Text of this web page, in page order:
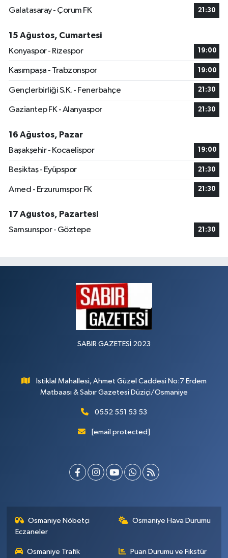
Galatasaray - Çorum FK
21:30
15 Ağustos, Cumartesi
Konyaspor - Rizespor
19:00
Kasımpaşa - Trabzonspor 19:00
Gençlerbirliği S.K. - Fenerbahçe 21:30
Gaziantep FK - Alanyaspor 21:30
16 Ağustos, Pazar
Başakşehir - Kocaelispor
19:00
Beşiktaş - Eyüpspor 21:30
Amed - Erzurumspor FK 21:30
17 Ağustos, Pazartesi
Samsunspor - Göztepe
21:30
SABIR GAZETESİ 2023
İstiklal Mahallesi, Ahmet Güzel Caddesi No:7 Erdem
Matbaası & Sabır Gazetesi Düziçi/Osmaniye
0552 551 53 53
[email protected]
Osmaniye Nöbetçi
Eczaneler
Osmaniye Hava Durumu
Osmaniye Trafik Puan Durumu ve Fikstür